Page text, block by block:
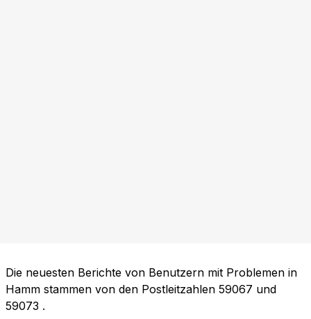
Die neuesten Berichte von Benutzern mit Problemen in
Hamm stammen von den Postleitzahlen 59067 und
59073 .